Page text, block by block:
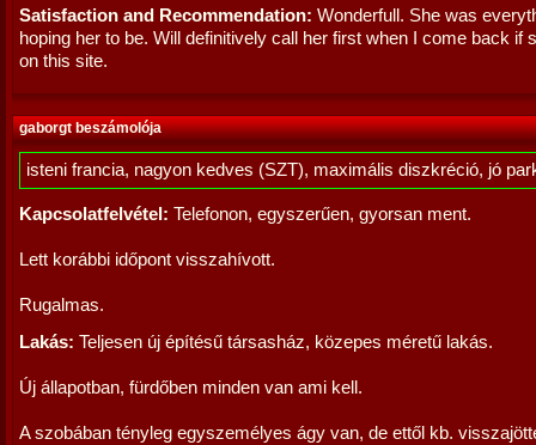
Satisfaction and Recommendation: Wonderfull. She was
hoping her to be. Will definitively call her first when I come back if
on this site.
gaborgt beszámolója
isteni francia, nagyon kedves (SZT), maximális diszkréció, jó
Kapcsolatfelvétel: Telefonon, egyszerűen, gyorsan ment.
Lett korábbi időpont visszahívott.
Rugalmas.
Lakás: Teljesen új építésű társasház, közepes méretű lakás.
Új állapotban, fürdőben minden van ami kell.
A szobában tényleg egyszemélyes ágy van, de ettől kb.